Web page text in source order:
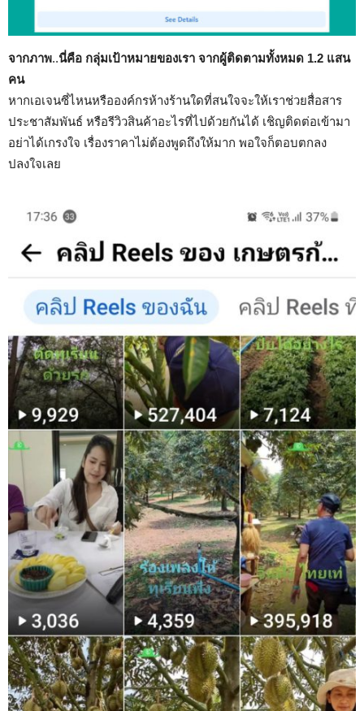
จากภาพ..นี่คือ กลุ่มเป้าหมายของเรา จากผู้ติดตามทั้งหมด 1.2 แสน
คน
หากเอเจนซี่ไหนหรือองค์กรห้างร้านใดที่สนใจจะให้เราช่วยสื่อสาร
ประชาสัมพันธ์ หรือรีวิวสินค้าอะไรที่ไปด้วยกันได้ เชิญติดต่อเข้ามา
อย่าได้เกรงใจ เรื่องราคาไม่ต้องพูดถึงให้มาก พอใจก็ตอบตกลง
ปลงใจเลย